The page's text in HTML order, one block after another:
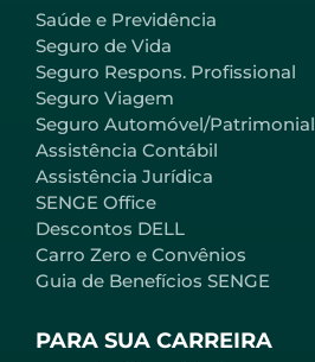
Saúde e Previdência
Seguro de Vida
Seguro Respons. Profissional
Seguro Viagem
Seguro Automóvel/Patrimonial
Assistência Contábil
Assistência Jurídica
SENGE Office
Descontos DELL
Carro Zero e Convênios
Guia de Benefícios SENGE
PARA SUA CARREIRA